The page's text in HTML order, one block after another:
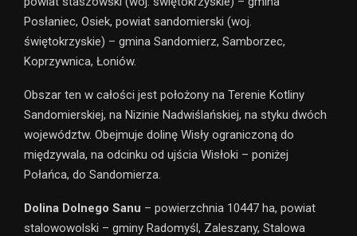
Posłaniec, Osiek, powiat sandomierski (woj.
świętokrzyskie) – gmina Sandomierz, Samborzec,
Koprzywnica, Łoniów.
Obszar ten w całości jest położony na Terenie Kotliny
Sandomierskiej, na Nizinie Nadwiślańskiej, na styku dwóch
województw. Obejmuje dolinę Wisły ograniczoną do
międzywala, na odcinku od ujścia Wisłoki – poniżej
Połańca, do Sandomierza.
Dolina Dolnego Sanu – powierzchnia 10447 ha, powiat
stalowowolski – gminy Radomyśl, Zaleszany, Stalowa